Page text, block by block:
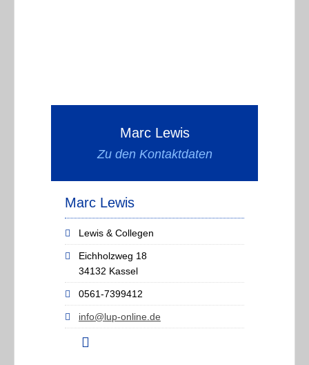
Marc Lewis
Zu den Kontaktdaten
Marc Lewis
Lewis & Collegen
Eichholzweg 18
34132 Kassel
0561-7399412
info@lup-online.de